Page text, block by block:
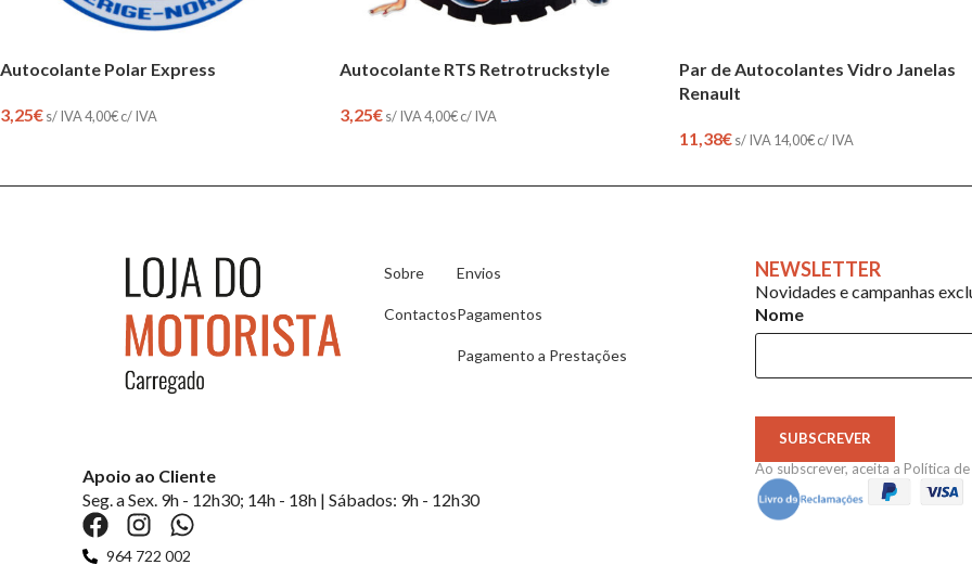
Autocolante Polar Express
3,25€s/ IVA4,00€c/ IVA
Autocolante RTS Retrotruckstyle
3,25€s/ IVA4,00€c/ IVA
Par de Autocolantes Vidro Janelas
Renault
11,38€s/ IVA 14,00€c/ IVA
Sobre
Contactos
Envios
Pagamentos
Pagamento a Prestações
Apoio ao Cliente
Seg. a Sex. 9h - 12h30; 14h - 18h | Sábados: 9h - 12h30
964 722 002
NEWSLETTER
Novidades e campanhas
Nome
SUBSCREVER
Ao subscrever, aceita a Política